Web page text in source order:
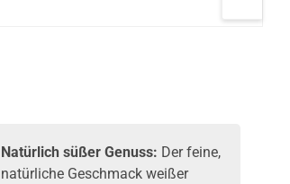
Natürlich süßer Genuss: Der feine,
natürliche Geschmack weißer